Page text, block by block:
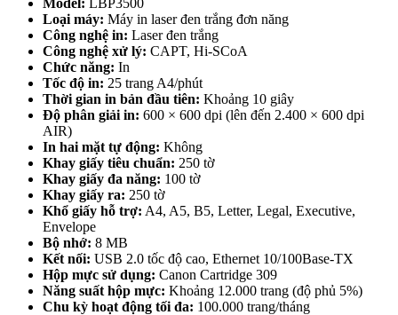
Loại máy: Máy in laser đen trắng đơn năng
Công nghệ in: Laser đen trắng
Công nghệ xử lý: CAPT, Hi-SCoA
Chức năng: In
Tốc độ in: 25 trang A4/phút
Thời gian in bản đầu tiên: Khoảng 10 giây
Độ phân giải in: 600 × 600 dpi (lên đến 2.400 × 600 dpi
AIR)
In hai mặt tự động: Không
Khay giấy tiêu chuẩn: 250 tờ
Khay giấy đa năng: 100 tờ
Khay giấy ra: 250 tờ
Khổ giấy hỗ trợ: A4, A5, B5, Letter, Legal, Executive,
Envelope
Bộ nhớ: 8 MB
Kết nối: USB 2.0 tốc độ cao, Ethernet 10/100Base-TX
Hộp mực sử dụng: Canon Cartridge 309
Năng suất hộp mực: Khoảng 12.000 trang (độ phủ 5%)
Chu kỳ hoạt động tối đa: 100.000 trang/tháng